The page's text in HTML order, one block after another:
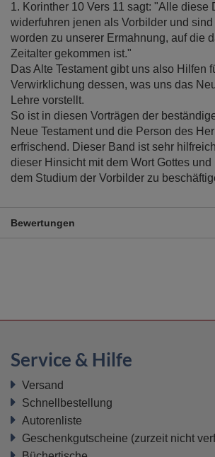
1. Korinther 10 Vers 11 sagt: "Alle diese
widerfuhren jenen als Vorbilder und
worden zu unserer Ermahnung, auf die
Zeitalter gekommen ist."
Das Alte Testament gibt uns also Hilfen
Verwirklichung dessen, was uns das
Lehre vorstellt.
So ist in diesen Vorträgen der
Neue Testament und die Person des
erfrischend. Dieser Band ist sehr
dieser Hinsicht mit dem Wort Gottes
dem Studium der Vorbilder zu
Bewertungen
Service & Hilfe
Versand
Schnellbestellung
Autorenliste
Geschenkgutscheine (zurzeit nicht